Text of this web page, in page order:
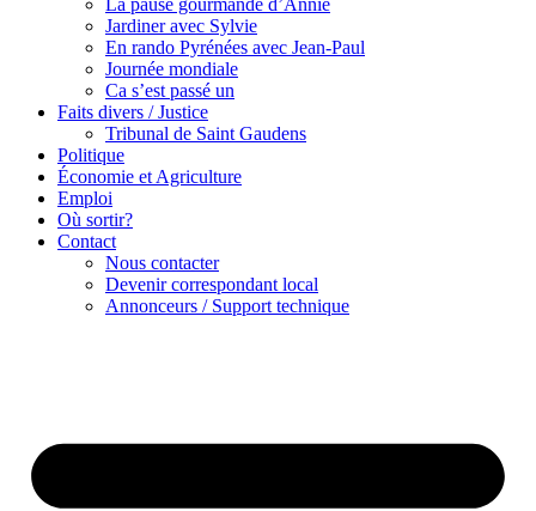
La pause gourmande d’Annie
Jardiner avec Sylvie
En rando Pyrénées avec Jean-Paul
Journée mondiale
Ca s’est passé un
Faits divers / Justice
Tribunal de Saint Gaudens
Politique
Économie et Agriculture
Emploi
Où sortir?
Contact
Nous contacter
Devenir correspondant local
Annonceurs / Support technique